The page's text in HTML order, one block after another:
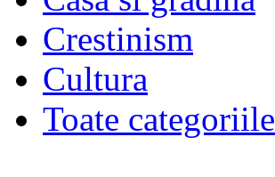
Crestinism
Cultura
Toate categoriile